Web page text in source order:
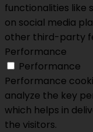
functionalities like
on social media
other third-party
Performance
Performance
Performance
analyze the key
which helps in
the visitors.